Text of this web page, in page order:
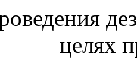
целях